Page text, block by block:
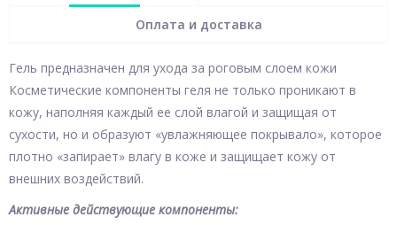
Оплата и доставка
Гель предназначен для ухода за роговым слоем кожи
Косметические компоненты геля не только проникают в
кожу, наполняя каждый ее слой влагой и защищая от
сухости, но и образуют «увлажняющее покрывало», которое
плотно «запирает» влагу в коже и защищает кожу от
внешних воздействий.
Активные действующие компоненты: